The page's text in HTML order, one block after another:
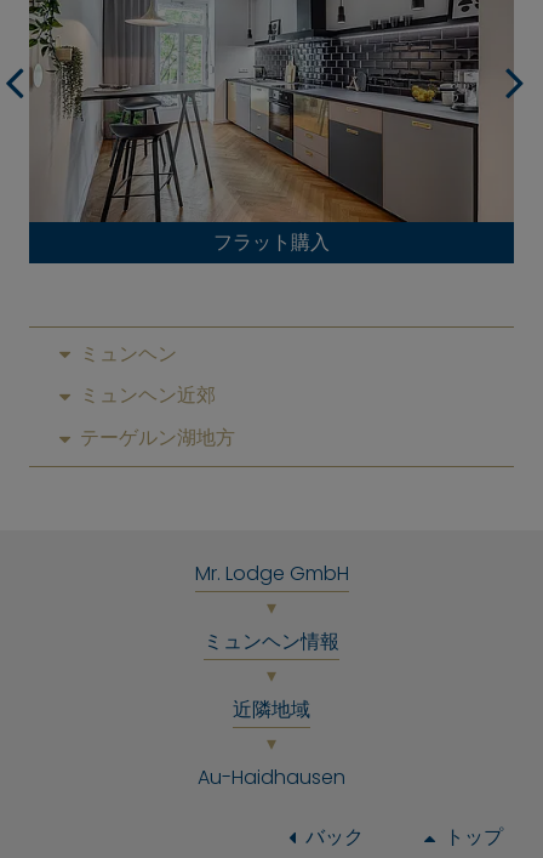
フラット購入
ミュンヘン
ミュンヘン近郊
テーゲルン湖地方
Mr. Lodge GmbH
ミュンヘン情報
近隣地域
Au-Haidhausen
バック トップ